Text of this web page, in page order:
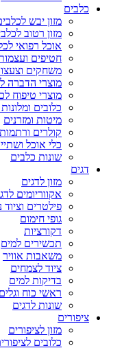
כלבים
מזון יבש
מזון רטוב
אוכל רפואי
חטיפים
משחקים
מוצרי הדברה
מוצרי טיפוח
כלובים
מיטות ומזרנים
קולרים
כלי אוכל
שונות כלבים
דגים
מזון לדגים
אקווריומים
פילטרים וציוד
גופי חימום
דקורציות
תכשירים למים
משאבות אוויר
ציוד לצמחים
בדיקות למים
ראשי כוח וגלים
שונות לדגים
ציפורים
מזון לציפורים
כלובים